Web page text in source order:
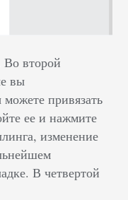
Во второй
вы
привязать
ее и нажмите
изменение
В четвертой